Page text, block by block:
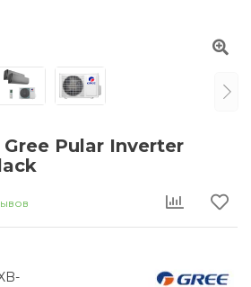
Pular Inverter